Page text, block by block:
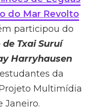
do Mar Revolto
participou do
Txai Suruí
Harryhausen
da
Multimídia
Janeiro.